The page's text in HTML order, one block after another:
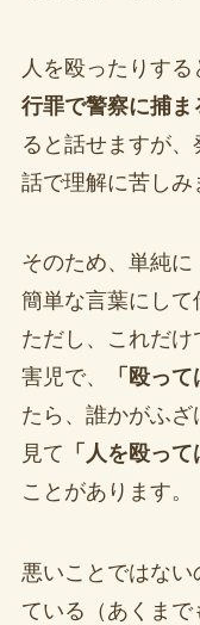
人を殴ったりする
行罪で警察に捕ま
ると話せますが
話で理解に苦しみ
そのため、単純に
簡単な言葉にして
ただし、これだ
害児で、
「殴っ
たら、誰かがふ
見て 「人を殴っ
ことがあります。
悪いことではない
ている（あくま